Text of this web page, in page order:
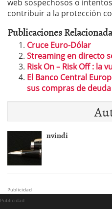
web sospechosos o
contribuir a la protección
Publicaciones
Cruce Euro-Dólar
Streaming en directo
Risk On – Risk Off : la
El Banco Central
sus compras de
nvindi
Publicidad
Publicidad